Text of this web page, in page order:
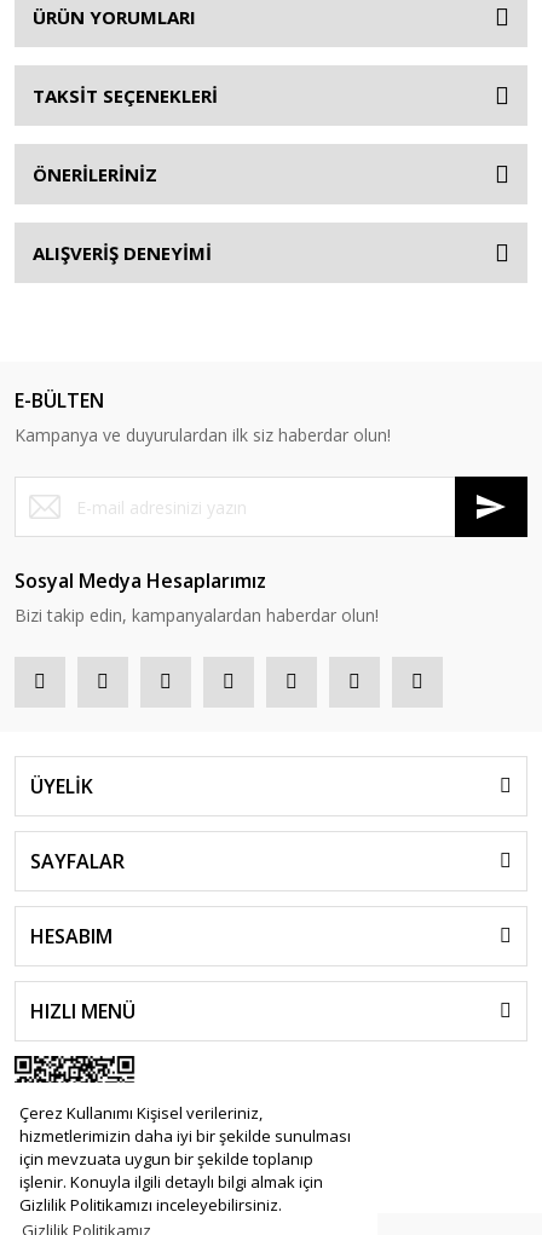
Çerez Kullanımı Kişisel verileriniz,
hizmetlerimizin daha iyi bir şekilde sunulması
için mevzuata uygun bir şekilde toplanıp
işlenir. Konuyla ilgili detaylı bilgi almak için
Gizlilik Politikamızı inceleyebilirsiniz.
ÜRÜN YORUMLARI
TAKSİT SEÇENEKLERİ
ÖNERİLERİNİZ
ALIŞVERİŞ DENEYİMİ
E-BÜLTEN
Kampanya ve duyurulardan ilk siz haberdar olun!
Sosyal Medya Hesaplarımız
Bizi takip edin, kampanyalardan haberdar olun!
ÜYELİK
SAYFALAR
HESABIM
HIZLI MENÜ